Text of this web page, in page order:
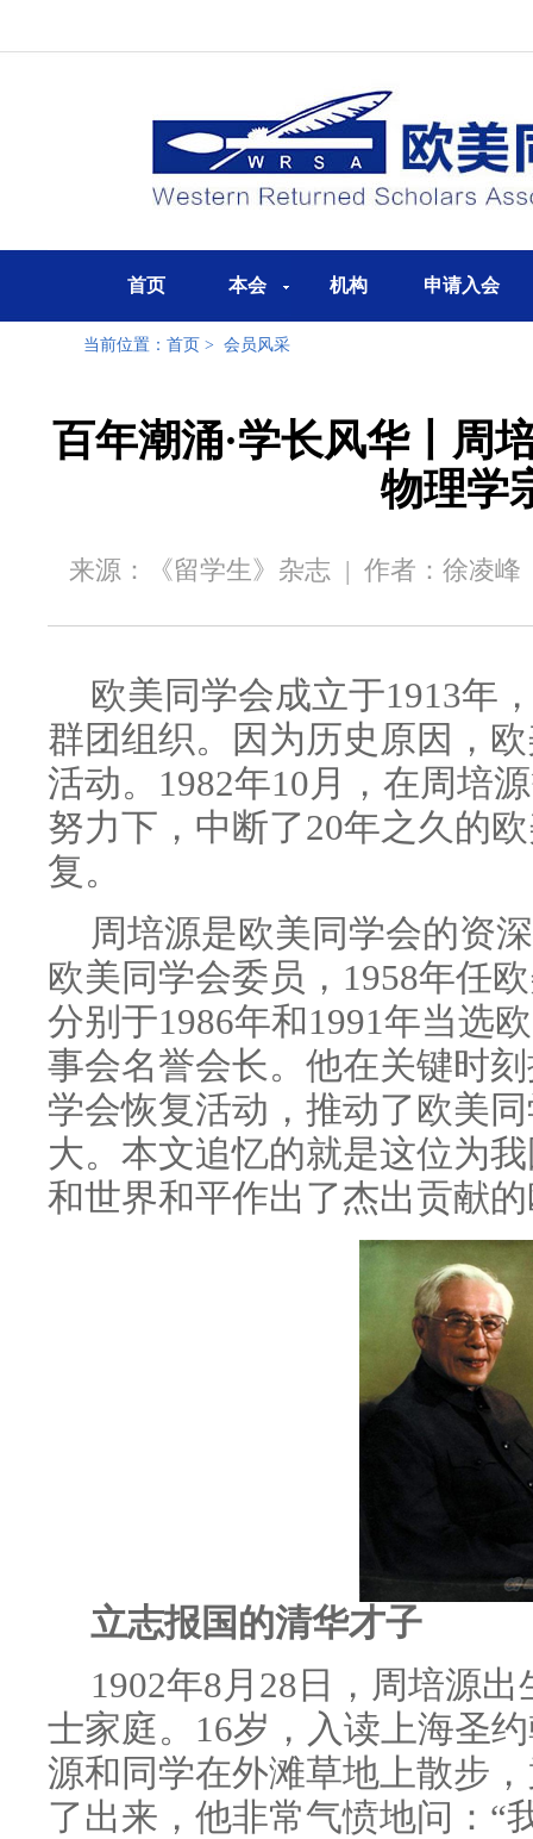
首页 本会 机构 申请入会
当前位置： 首页 > 会员风采
百年潮涌·学长风华丨周
物理学
来源：《留学生》杂志 | 作者：徐凌峰
欧美同学会成立于1913年
群团组织。因为历史原因，
活动。1982年10月，在周培
努力下，中断了20年之久的
复。
周培源是欧美同学会的资
欧美同学会委员，1958年任
分别于1986年和1991年当选
事会名誉会长。他在关键时
学会恢复活动，推动了欧美
大。本文追忆的就是这位为
和世界和平作出了杰出贡献
立志报国的清华才子
1902年8月28日，周培源
士家庭。16岁，入读上海圣
源和同学在外滩草地上散步
了出来，他非常气愤地问：“